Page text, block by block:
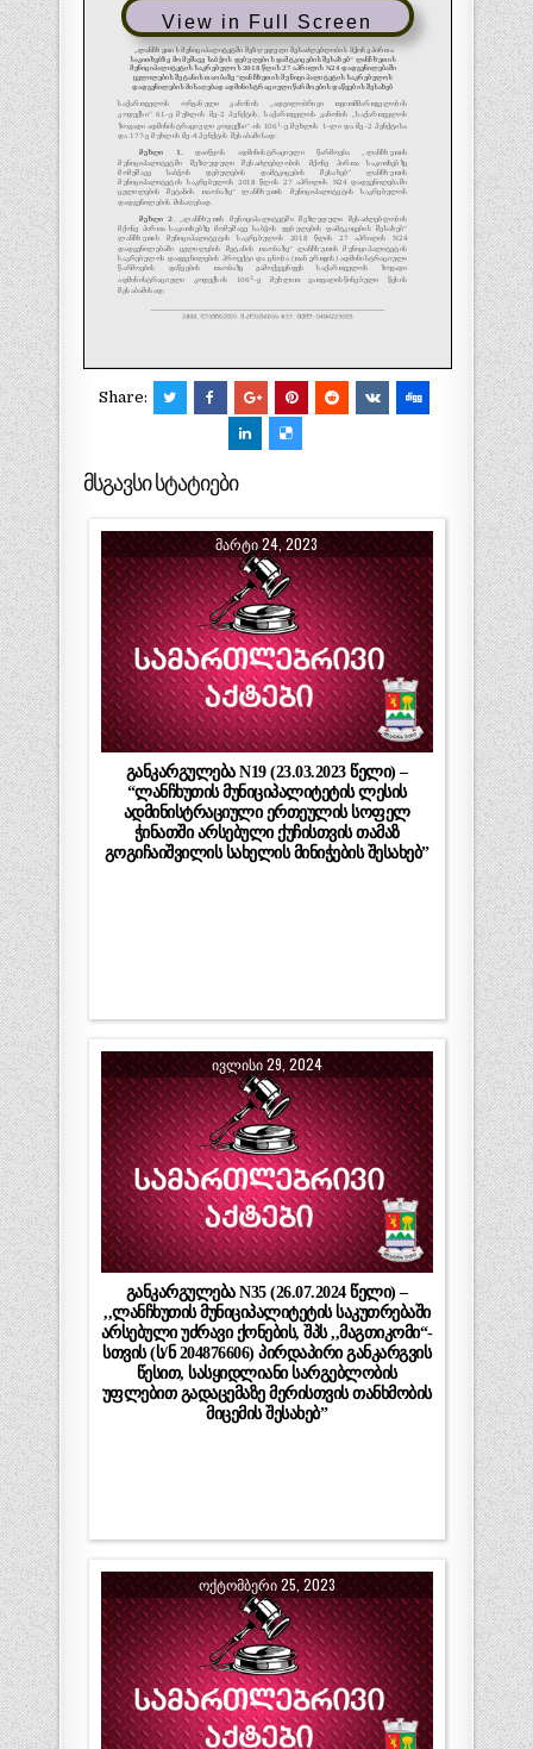
View in Full Screen
Share:
მსგავსი სტატიები
ᲛᲐᲠᲢᲘ 24, 2023
განკარგულება N19 (23.03.2023 წელი) –
“ლანჩხუთის მუნიციპალიტეტის ლესის
ადმინისტრაციული ერთეულის სოფელ
ჭინათში არსებული ქუჩისთვის თამაზ
გოგიჩაიშვილის სახელის მინიჭების შესახებ”
ᲘᲕᲚᲘᲡᲘ 29, 2024
განკარგულება N35 (26.07.2024 წელი) –
,,ლანჩხუთის მუნიციპალიტეტის საკუთრებაში
არსებული უძრავი ქონების, შპს ,,მაგთიკომი“-
სთვის (ს/ნ 204876606) პირდაპირი განკარგვის
წესით, სასყიდლიანი სარგებლობის
უფლებით გადაცემაზე მერისთვის თანხმობის
მიცემის შესახებ”
ᲝᲥᲢᲝᲛᲑᲔᲠᲘ 25, 2023